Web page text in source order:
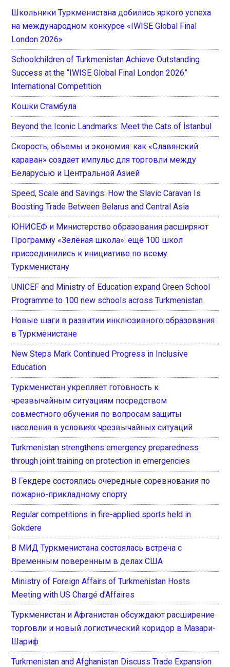
Школьники Туркменистана добились яркого успеха
на международном конкурсе «IWISE Global Final
London 2026»
Schoolchildren of Turkmenistan Achieve Outstanding
Success at the “IWISE Global Final London 2026”
International Competition
Кошки Стамбула
Beyond the Iconic Landmarks: Meet the Cats of İstanbul
Скорость, объемы и экономия: как «Славянский
караван» создает импульс для торговли между
Беларусью и Центральной Азией
Speed, Scale and Savings: How the Slavic Caravan Is
Boosting Trade Between Belarus and Central Asia
ЮНИСЕФ и Министерство образования расширяют
Программу «Зелёная школа»: ещё 100 школ
присоединились к инициативе по всему
Туркменистану
UNICEF and Ministry of Education expand Green School
Programme to 100 new schools across Turkmenistan
Новые шаги в развитии инклюзивного образования
в Туркменистане
New Steps Mark Continued Progress in Inclusive
Education
Туркменистан укрепляет готовность к
чрезвычайным ситуациям посредством
совместного обучения по вопросам защиты
населения в условиях чрезвычайных ситуаций
Turkmenistan strengthens emergency preparedness
through joint training on protection in emergencies
В Гёкдере состоялись очередные соревнования по
пожарно-прикладному спорту
Regular competitions in fire-applied sports held in
Gokdere
В МИД Туркменистана состоялась встреча с
Временным поверенным в делах США
Ministry of Foreign Affairs of Turkmenistan Hosts
Meeting with US Chargé d’Affaires
Туркменистан и Афганистан обсуждают расширение
торговли и новый логистический коридор в Мазари-
Шариф
Turkmenistan and Afghanistan Discuss Trade Expansion